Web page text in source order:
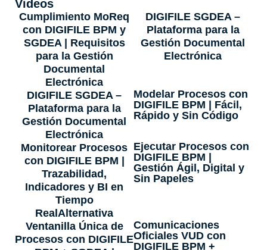
Videos
Cumplimiento MoReq
con DIGIFILE BPM y
SGDEA | Requisitos
para la Gestión
Documental
Electrónica
DIGIFILE SGDEA –
Plataforma para la
Gestión Documental
Electrónica
DIGIFILE SGDEA –
Plataforma para la
Gestión Documental
Electrónica
Modelar Procesos con
DIGIFILE BPM | Fácil,
Rápido y Sin Código
Monitorear Procesos
con DIGIFILE BPM |
Trazabilidad,
Indicadores y BI en
Tiempo
RealAlternativa
Ejecutar Procesos con
DIGIFILE BPM |
Gestión Ágil, Digital y
Sin Papeles
Ventanilla Única de
Procesos con DIGIFILE
Comunicaciones
Oficiales VUD con
DIGIFILE BPM +